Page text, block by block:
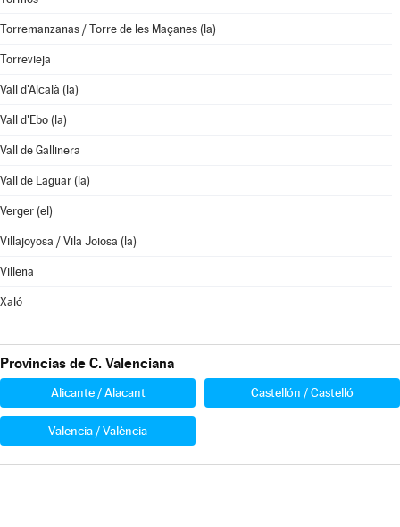
Torremanzanas / Torre de les Maçanes (la)
Torrevieja
Vall d'Alcalà (la)
Vall d'Ebo (la)
Vall de Gallinera
Vall de Laguar (la)
Verger (el)
Villajoyosa / Vila Joiosa (la)
Villena
Xaló
Provincias de C. Valenciana
Alicante / Alacant Castellón / Castelló
Valencia / València